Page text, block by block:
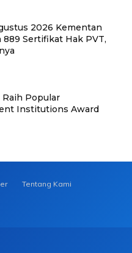
2026 Kementan
Sertifikat Hak PVT,
Raih Popular
Institutions Award
Tentang Kami